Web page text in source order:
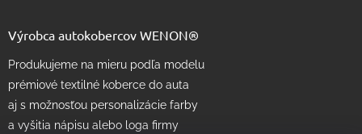
Výrobca autokobercov WENON®
Produkujeme na mieru podľa modelu
prémiové textilné koberce do auta
aj s možnosťou personalizácie farby
a vyšitia nápisu alebo loga firmy